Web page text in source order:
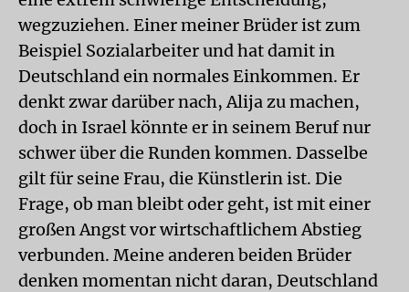
wegzuziehen. Einer meiner Brüder ist zum
Beispiel Sozialarbeiter und hat damit in
Deutschland ein normales Einkommen. Er
denkt zwar darüber nach, Alija zu machen,
doch in Israel könnte er in seinem Beruf nur
schwer über die Runden kommen. Dasselbe
gilt für seine Frau, die Künstlerin ist. Die
Frage, ob man bleibt oder geht, ist mit einer
großen Angst vor wirtschaftlichem Abstieg
verbunden. Meine anderen beiden Brüder
denken momentan nicht daran, Deutschland